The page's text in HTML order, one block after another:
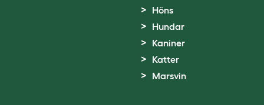
Höns
Hundar
Kaniner
Katter
Marsvin